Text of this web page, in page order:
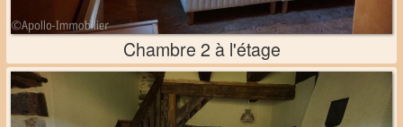
Chambre 2 à l'étage